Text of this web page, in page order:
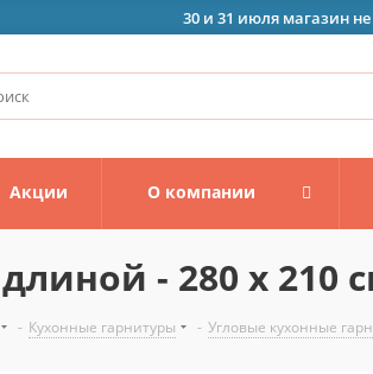
30 и 31 июля магазин
Акции О компании
- 280 х
- Кухонные гарнитуры - Угловые кухонные